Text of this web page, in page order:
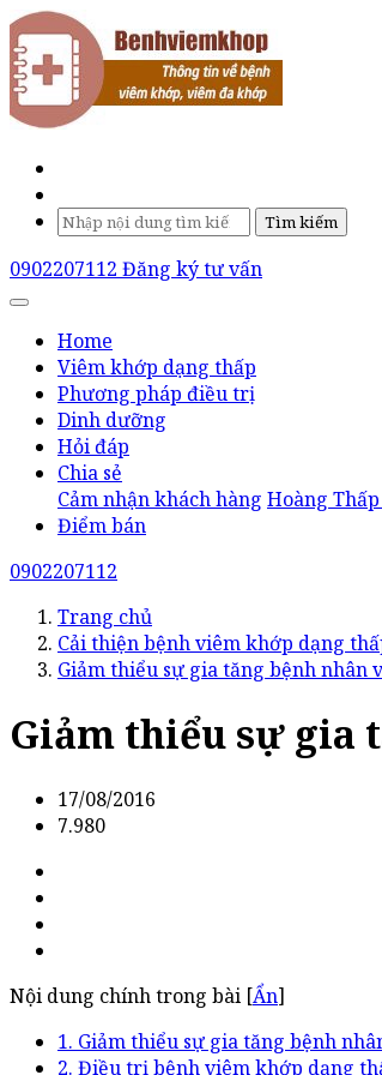
Tìm kiếm
0902207112 Đăng ký tư vấn
Home
Viêm khớp dạng thấp
Phương pháp điều trị
Dinh dưỡng
Hỏi đáp
Chia sẻ
Cảm nhận khách hàng Hoàng
Điểm bán
0902207112
Trang chủ
Cải thiện bệnh viêm khớp dạng
Giảm thiểu sự gia tăng bệnh nhân
Giảm thiểu sự gia
17/08/2016
7.980
Nội dung chính trong bài [Ẩn]
1. Giảm thiểu sự gia tăng bệnh
2. Điều trị bệnh viêm khớp dạng